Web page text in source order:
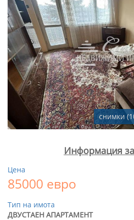
снимки
Информация
Цена
85000 евро
Тип на имота
ДВУСТАЕН АПАРТАМЕНТ